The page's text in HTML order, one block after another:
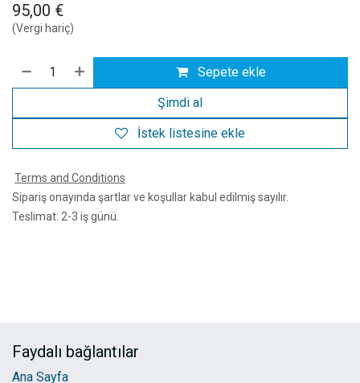
95,00 €
(Vergi hariç)
Sepete ekle
Şimdi al
İstek listesine ekle
Terms and Conditions
Sipariş onayında şartlar ve koşullar kabul edilmiş sayılır.
Teslimat: 2-3 iş günü.
Faydalı bağlantılar
Ana Sayfa